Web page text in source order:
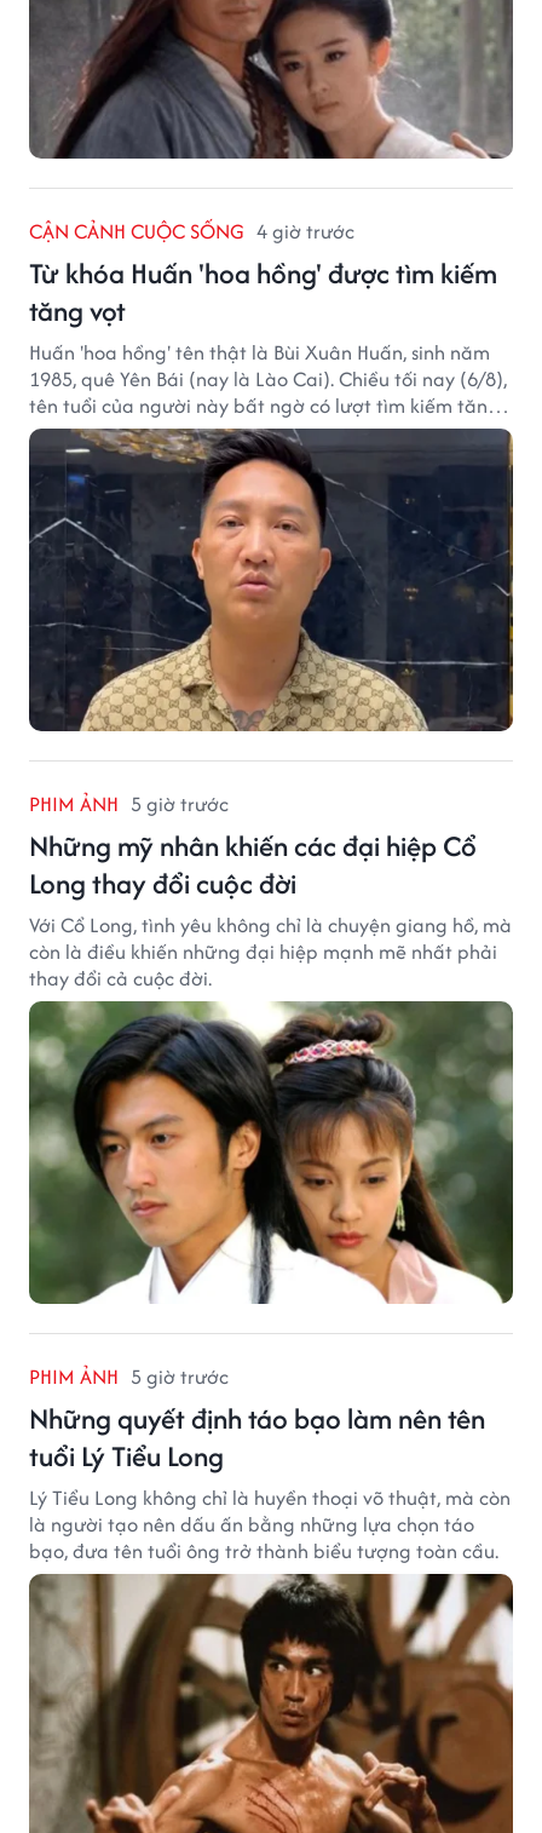
CẬN CẢNH CUỘC SỐNG 4 giờ trước
Từ khóa Huấn 'hoa hồng' được tìm kiếm
tăng vọt
Huấn 'hoa hồng' tên thật là Bùi Xuân Huấn, sinh năm
1985, quê Yên Bái (nay là Lào Cai). Chiều tối nay (6/8),
tên tuổi của người này bất ngờ có lượt tìm kiếm tăng
vọt.
PHIM ẢNH 5 giờ trước
Những mỹ nhân khiến các đại hiệp Cổ
Long thay đổi cuộc đời
Với Cổ Long, tình yêu không chỉ là chuyện giang hồ, mà
còn là điều khiến những đại hiệp mạnh mẽ nhất phải
thay đổi cả cuộc đời.
PHIM ẢNH 5 giờ trước
Những quyết định táo bạo làm nên tên
tuổi Lý Tiểu Long
Lý Tiểu Long không chỉ là huyền thoại võ thuật, mà còn
là người tạo nên dấu ấn bằng những lựa chọn táo
bạo, đưa tên tuổi ông trở thành biểu tượng toàn cầu.